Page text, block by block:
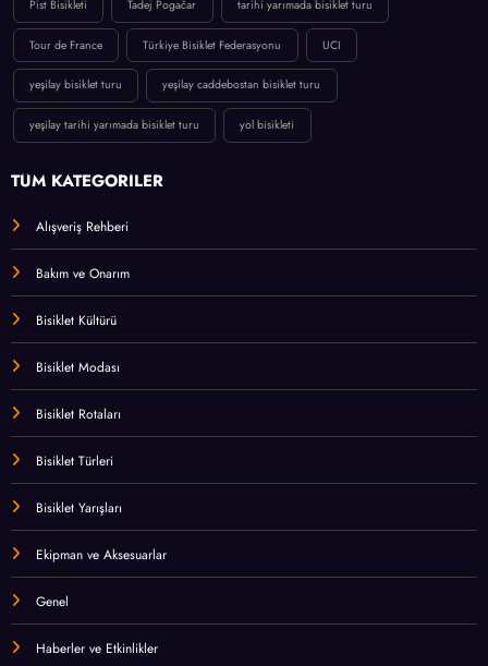
Pist Bisikleti Tadej Pogačar tarihi yarımada bisiklet turu
Tour de France Türkiye Bisiklet Federasyonu UCI
yeşilay bisiklet turu yeşilay caddebostan bisiklet turu
yeşilay tarihi yarımada bisiklet turu yol bisikleti
TÜM KATEGORİLER
Alışveriş Rehberi
Bakım ve Onarım
Bisiklet Kültürü
Bisiklet Modası
Bisiklet Rotaları
Bisiklet Türleri
Bisiklet Yarışları
Ekipman ve Aksesuarlar
Genel
Haberler ve Etkinlikler